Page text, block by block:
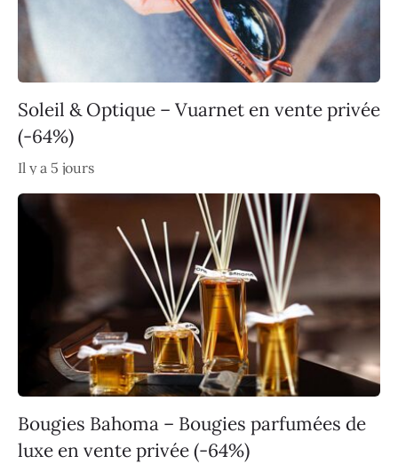
Soleil & Optique – Vuarnet en vente privée
(-64%)
Il y a 5 jours
Bougies Bahoma – Bougies parfumées de
luxe en vente privée (-64%)